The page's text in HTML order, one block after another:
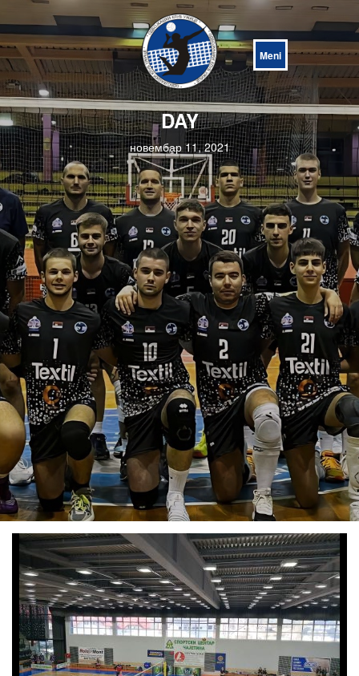
Open
Menu
DAY
новембар 11, 2021